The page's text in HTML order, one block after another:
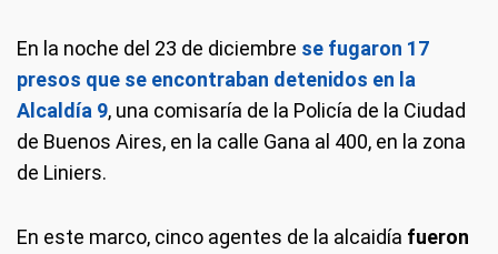
En la noche del 23 de diciembre se fugaron 17
presos que se encontraban detenidos en la
Alcaldía 9, una comisaría de la Policía de la Ciudad
de Buenos Aires, en la calle Gana al 400, en la zona
de Liniers.
En este marco, cinco agentes de la alcaidía fueron